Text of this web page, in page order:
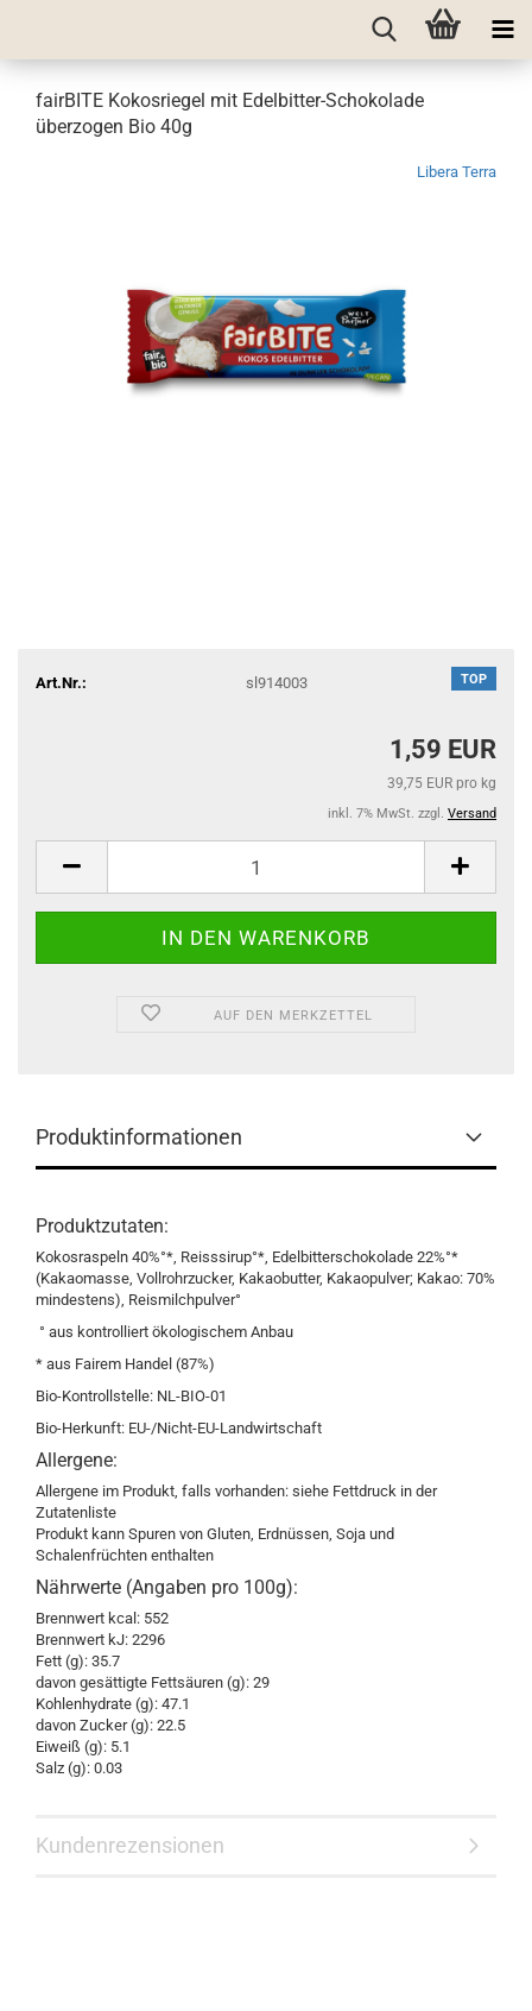
fairBITE Kokosriegel mit Edelbitter-Schokolade
überzogen Bio 40g
Libera Terra
TOP
Art.Nr.: sl914003
1,59 EUR
39,75 EUR pro kg
inkl. 7% MwSt. zzgl. Versand
AUF DEN MERKZETTEL
Produktinformationen
Produktzutaten:
Kokosraspeln 40%°*, Reisssirup°*, Edelbitterschokolade 22%°*
(Kakaomasse, Vollrohrzucker, Kakaobutter, Kakaopulver; Kakao: 70%
mindestens), Reismilchpulver°
° aus kontrolliert ökologischem Anbau
* aus Fairem Handel (87%)
Bio-Kontrollstelle: NL-BIO-01
Bio-Herkunft: EU-/Nicht-EU-Landwirtschaft
Allergene:
Allergene im Produkt, falls vorhanden: siehe Fettdruck in der
Zutatenliste
Produkt kann Spuren von Gluten, Erdnüssen, Soja und
Schalenfrüchten enthalten
Nährwerte (Angaben pro 100g):
Brennwert kcal: 552
Brennwert kJ: 2296
Fett (g): 35.7
davon gesättigte Fettsäuren (g): 29
Kohlenhydrate (g): 47.1
davon Zucker (g): 22.5
Eiweiß (g): 5.1
Salz (g): 0.03
Kundenrezensionen